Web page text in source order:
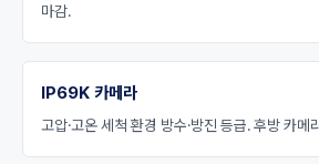
마감.
IP69K 카메라
고압·고온 세척 환경 방수·방진 등급. 후방 카메